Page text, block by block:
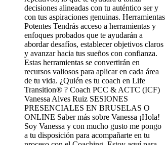
decisiones alineadas con tu auténtico ser y
con tus aspiraciones genuinas. Herramientas
Potentes Tendrás acceso a herramientas y
enfoques probados que te ayudarán a
abordar desafíos, establecer objetivos claros
y avanzar hacia tus sueños con confianza.
Estas herramientas se convertirán en
recursos valiosos para aplicar en cada área
de tu vida. ¿Quién es tu coach en Life
Transition® ? Coach PCC & ACTC (ICF)
Vanessa Alves Ruiz SESIONES
PRESENCIALES EN BRUSELAS O
ONLINE Saber más sobre Vanessa ¡Hola!
Soy Vanessa y con mucho gusto me pongo
a tu disposición para acompañarte en tu